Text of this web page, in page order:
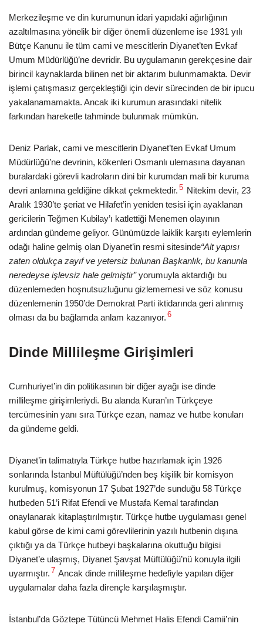
Merkezileşme ve din kurumunun idari yapıdaki ağırlığının
azaltılmasına yönelik bir diğer önemli düzenleme ise 1931 yılı
Bütçe Kanunu ile tüm cami ve mescitlerin Diyanet’ten Evkaf
Umum Müdürlüğü’ne devridir. Bu uygulamanın gerekçesine dair
birincil kaynaklarda bilinen net bir aktarım bulunmamakta. Devir
işlemi çatışmasız gerçekleştiği için devir sürecinden de bir ipucu
yakalanamamakta. Ancak iki kurumun arasındaki nitelik
farkından hareketle tahminde bulunmak mümkün.
Deniz Parlak, cami ve mescitlerin Diyanet’ten Evkaf Umum
Müdürlüğü’ne devrinin, kökenleri Osmanlı ulemasına dayanan
buralardaki görevli kadroların dini bir kurumdan mali bir kuruma
devri anlamına geldiğine dikkat çekmektedir. 5 Nitekim devir, 23
Aralık 1930’te şeriat ve Hilafet’in yeniden tesisi için ayaklanan
gericilerin Teğmen Kubilay’ı katlettiği Menemen olayının
ardından gündeme geliyor. Günümüzde laiklik karşıtı eylemlerin
odağı haline gelmiş olan Diyanet’in resmi sitesinde“Alt yapısı
zaten oldukça zayıf ve yetersiz bulunan Başkanlık, bu kanunla
neredeyse işlevsiz hale gelmiştir”yorumuyla aktardığı bu
düzenlemeden hoşnutsuzluğunu gizlememesi ve söz konusu
düzenlemenin 1950’de Demokrat Parti iktidarında geri alınmış
olması da bu bağlamda anlam kazanıyor. 6
Dinde Millileşme Girişimleri
Cumhuriyet’in din politikasının bir diğer ayağı ise dinde
millileşme girişimleriydi. Bu alanda Kuran’ın Türkçeye
tercümesinin yanı sıra Türkçe ezan, namaz ve hutbe konuları
da gündeme geldi.
Diyanet’in talimatıyla Türkçe hutbe hazırlamak için 1926
sonlarında İstanbul Müftülüğü’nden beş kişilik bir komisyon
kurulmuş, komisyonun 17 Şubat 1927’de sunduğu 58 Türkçe
hutbeden 51’i Rifat Efendi ve Mustafa Kemal tarafından
onaylanarak kitaplaştırılmıştır. Türkçe hutbe uygulaması genel
kabul görse de kimi cami görevlilerinin yazılı hutbenin dışına
çıktığı ya da Türkçe hutbeyi başkalarına okuttuğu bilgisi
Diyanet’e ulaşmış, Diyanet Şavşat Müftülüğü’nü konuyla ilgili
uyarmıştır. 7 Ancak dinde millileşme hedefiyle yapılan diğer
uygulamalar daha fazla dirençle karşılaşmıştır.
İstanbul’da Göztepe Tütüncü Mehmet Halis Efendi Camii’nin